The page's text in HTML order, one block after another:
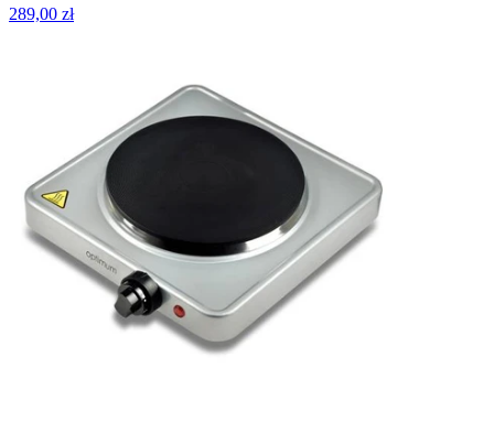
289,00 zł